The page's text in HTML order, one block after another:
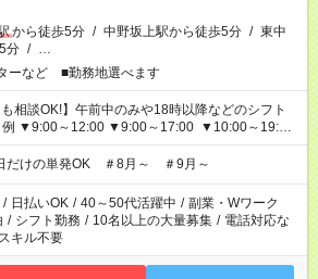
から徒歩5分 / 中野坂上駅から徒歩5分 / 東中
分 / …
ーなど ■勤務地選べます
も相談OK!】午前中のみや18時以降などのシフト
だけの単発OK ＃8月～ ＃9月～
/ 日払いOK / 40～50代活躍中 / 副業・Wワーク
/ シフト勤務 / 10名以上の大量募集 / 電話対応な
キル不要